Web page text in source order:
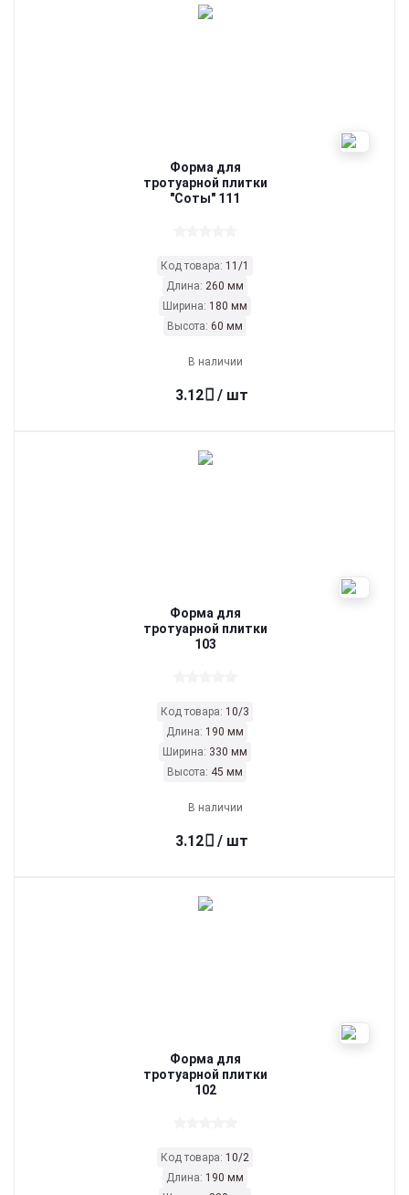
Форма для
тротуарной плитки
"Соты" 111
Код товара: 11/1
Длина: 260 мм
Ширина: 180 мм
Высота: 60 мм
В наличии
3.12 / шт
Форма для
тротуарной плитки
103
Код товара: 10/3
Длина: 190 мм
Ширина: 330 мм
Высота: 45 мм
В наличии
3.12 / шт
Форма для
тротуарной плитки
102
Код товара: 10/2
Длина: 190 мм